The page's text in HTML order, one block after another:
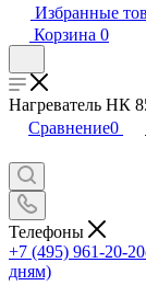
Избранные
Корзина 0
Нагреватель НК
Сравнение0
Телефоны
+7 (495) 961-20-20
дням)